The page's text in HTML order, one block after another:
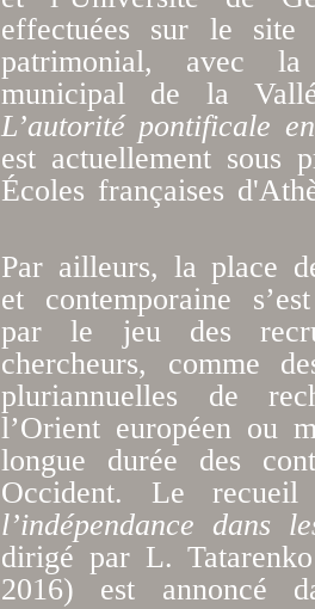
effectuées sur le site
patrimonial, avec
municipal de la
L’autorité pontificale
est actuellement sous
Écoles françaises
Par ailleurs, la place
et contemporaine
par le jeu des
chercheurs, comme
pluriannuelles de
l’Orient européen ou
longue durée des
Occident. Le
l’indépendance dans
dirigé par L.
2016) est annoncé